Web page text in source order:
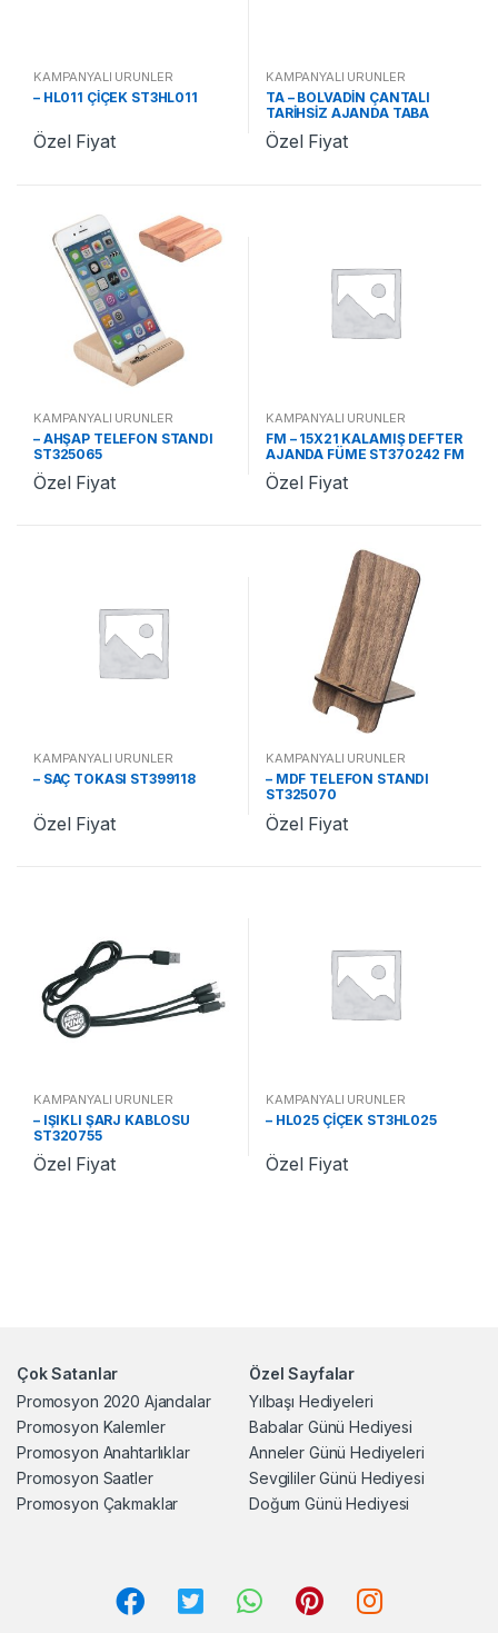
KAMPANYALI ÜRÜNLER
– HL011 ÇİÇEK ST3HL011
Özel Fiyat
KAMPANYALI ÜRÜNLER
TA – BOLVADİN ÇANTALI
TARİHSİZ AJANDA TABA
ST370478 TA
Özel Fiyat
KAMPANYALI ÜRÜNLER
– AHŞAP TELEFON STANDI
ST325065
Özel Fiyat
KAMPANYALI ÜRÜNLER
FM – 15X21 KALAMIŞ DEFTER
AJANDA FÜME ST370242 FM
Özel Fiyat
KAMPANYALI ÜRÜNLER
– SAÇ TOKASI ST399118
Özel Fiyat
KAMPANYALI ÜRÜNLER
– MDF TELEFON STANDI
ST325070
Özel Fiyat
KAMPANYALI ÜRÜNLER
– IŞIKLI ŞARJ KABLOSU
ST320755
Özel Fiyat
KAMPANYALI ÜRÜNLER
– HL025 ÇİÇEK ST3HL025
Özel Fiyat
Çok Satanlar
Promosyon 2020 Ajandalar
Promosyon Kalemler
Promosyon Anahtarlıklar
Promosyon Saatler
Promosyon Çakmaklar
Özel Sayfalar
Yılbaşı Hediyeleri
Babalar Günü Hediyesi
Anneler Günü Hediyeleri
Sevgililer Günü Hediyesi
Doğum Günü Hediyesi